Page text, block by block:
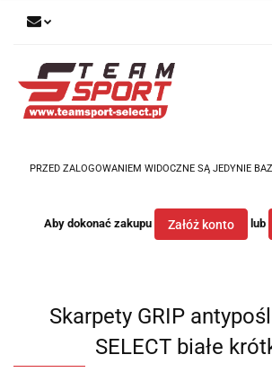
PRZED ZALOGOWANIEM WIDOCZNE SĄ JEDYNIE
Aby dokonać zakupu Załóż konto lub
Skarpety GRIP
SELECT białe